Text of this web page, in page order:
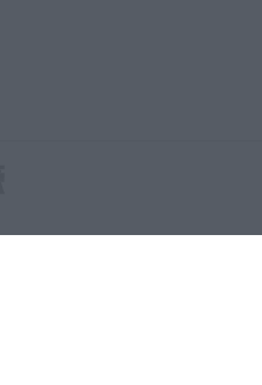
Via del mare 6/G,
di Lamezia Terme 5/2011 -